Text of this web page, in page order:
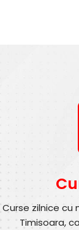
Curse zilnice cu
Timisoara,